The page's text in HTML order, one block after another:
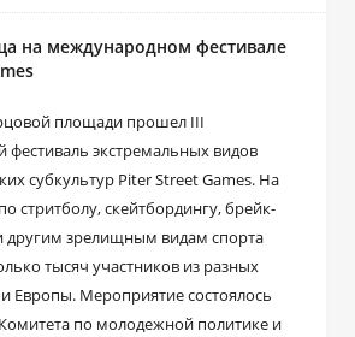
на международном фестивале
площади прошел III
экстремальных видов
субкультур Piter Street Games. На
стритболу, скейтбордингу, брейк-
другим зрелищным видам спорта
тысяч участников из разных
Европы. Мероприятие состоялось
по молодежной политике и